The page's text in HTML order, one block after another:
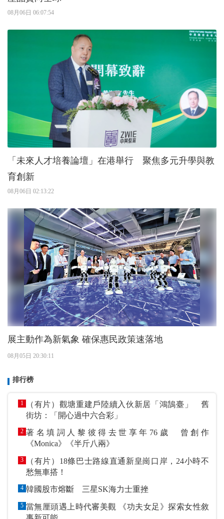
08月06日 06:07:54
「未來人才培養論壇」在港舉行 聚焦多元升學與教
育創新
08月06日 02:13:22
展主動作為新氣象 確保惠民政策速落地
08月05日 20:30:11
排行榜
1
（有片）觀塘重建戶陸續入伙新居「鴻鵠臺」 舊
街坊：「開心過中六合彩」
2 著名填詞人黎彼得去世享年76歲 曾創作
《Monica》《半斤八兩》
3
（有片）18條巴士路線直通新皇崗口岸，24小時不
愁無車搭！
4 韓國股市熔斷 三星SK海力士重挫
5 當無厘頭遇上時代審美觀 《功夫女足》探索女性敘